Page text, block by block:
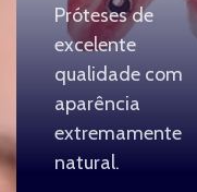
Próteses de
excelente
qualidade com
aparência
extremamente
natural.